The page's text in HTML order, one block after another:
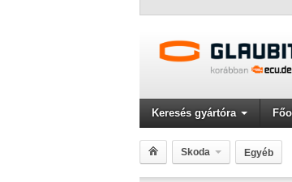
Keresés gyártóra
Skoda Egyéb